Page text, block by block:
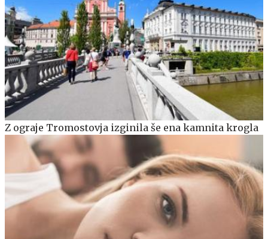
Z ograje Tromostovja izginila še ena kamnita krogla